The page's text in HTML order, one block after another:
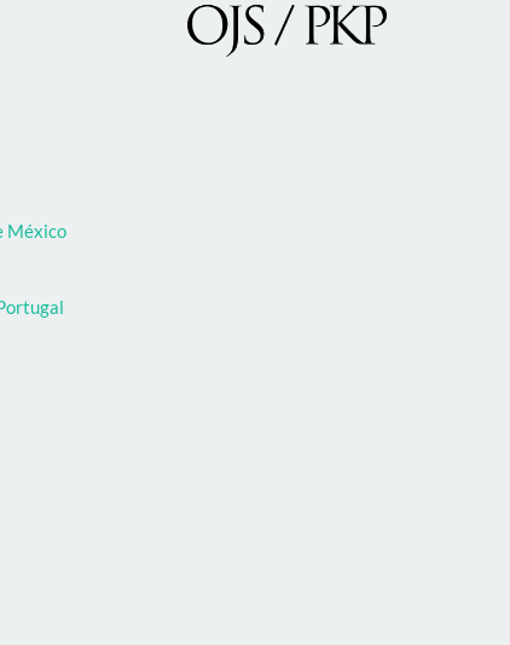
México